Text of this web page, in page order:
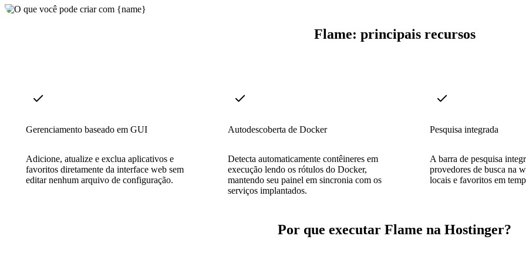
Flame: principais recursos
Gerenciamento baseado em GUI
Adicione, atualize e exclua aplicativos e
favoritos diretamente da interface web sem
editar nenhum arquivo de configuração.
Autodescoberta de Docker
Detecta automaticamente contêineres em
execução lendo os rótulos do Docker,
mantendo seu painel em sincronia com os
serviços implantados.
Pesquisa integrada
A barra de pesquisa
provedores de busca na
locais e favoritos em
Por que executar Flame na Hostinger?